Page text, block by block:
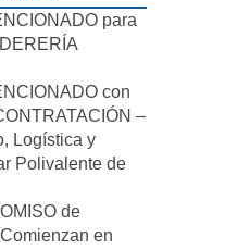
para
con
–
Logística y
Polivalente de
de
en